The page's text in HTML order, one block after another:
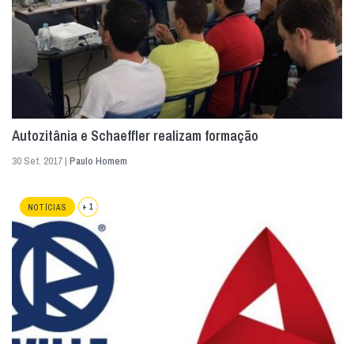
Autozitânia e Schaeffler realizam formação
30 Set. 2017 | Paulo Homem
NOTÍCIAS + 1